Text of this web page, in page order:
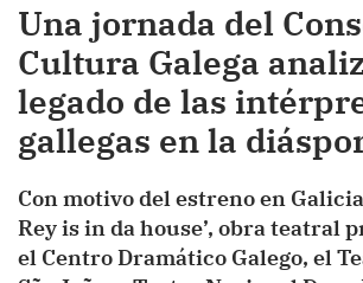
Una jornada del
Cultura Galega
legado de las
gallegas en la
Con motivo del estreno en
Rey is in da house’, obra teatral
el Centro Dramático Galego, el